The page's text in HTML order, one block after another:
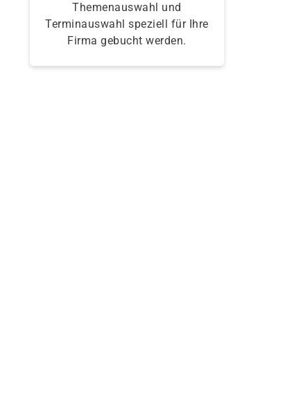
Themenauswahl und
Terminauswahl speziell für Ihre
Firma gebucht werden.